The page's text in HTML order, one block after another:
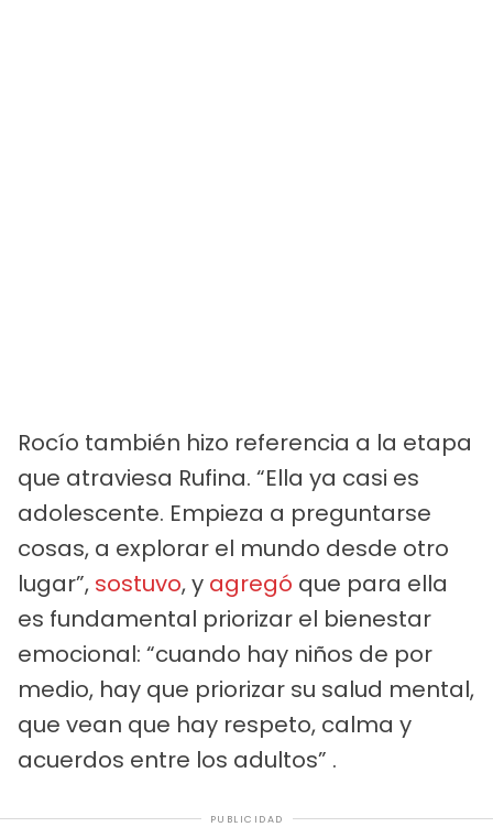
Rocío también hizo referencia a la etapa
que atraviesa Rufina. “Ella ya casi es
adolescente. Empieza a preguntarse
cosas, a explorar el mundo desde otro
lugar”, sostuvo, y agregó que para ella
es fundamental priorizar el bienestar
emocional: “cuando hay niños de por
medio, hay que priorizar su salud mental,
que vean que hay respeto, calma y
acuerdos entre los adultos” .
PUBLICIDAD